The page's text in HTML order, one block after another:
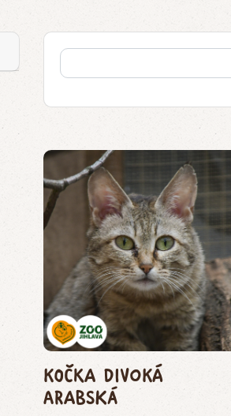
kočka divoká
arabská